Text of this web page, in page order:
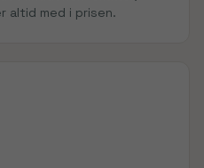
altid med i prisen.